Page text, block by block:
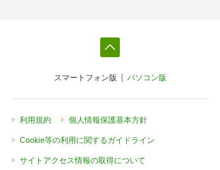
スマートフォン版 パソコン版
利用規約 個人情報保護基本方針
Cookie等の利用に関するガイドライン
サイトアクセス情報の取得について